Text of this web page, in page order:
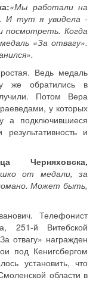
«Мы работали на
И тут я увидела -
посмотреть. Когда
«За отвагу».
Ведь медаль
же обратились в
Потом Вера
у которых
а подключившиеся
результативность и
Черняховска,
от медали, за
Может быть,
Телефонист
251-й Витебской
отвагу» награжден
под Кенигсбергом
установить, что
области в